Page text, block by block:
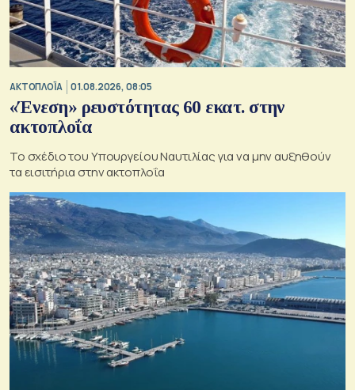
ΑΚΤΟΠΛΟΪΑ 01.08.2026, 08:05
«Ένεση» ρευστότητας 60 εκατ. στην
ακτοπλοΐα
Το σχέδιο του Υπουργείου Ναυτιλίας για να μην αυξηθούν
τα εισιτήρια στην ακτοπλοΐα